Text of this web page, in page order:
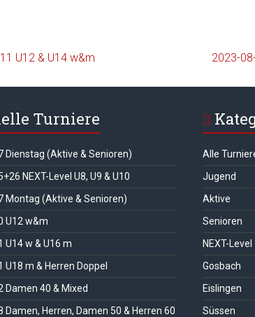
U12 & U14 w&m 2023-
Turniere
Dienstag (Aktive & Senioren)
NEXT-Level U8, U9 & U10
Montag (Aktive & Senioren)
U12 w&m
U14 w & U16 m
U18 m & Herren Doppel
Damen 40 & Mixed
Damen, Herren, Damen 50 & Herren 60
Alle
Jugend
Aktive
Senioren
NEXT-Level
Gosbach
Eislingen
Süssen